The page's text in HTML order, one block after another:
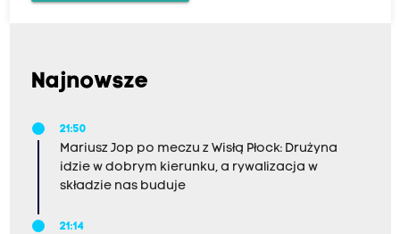
Najnowsze
21:50
Mariusz Jop po meczu z Wisłą Płock: Drużyna
idzie w dobrym kierunku, a rywalizacja w
składzie nas buduje
21:14